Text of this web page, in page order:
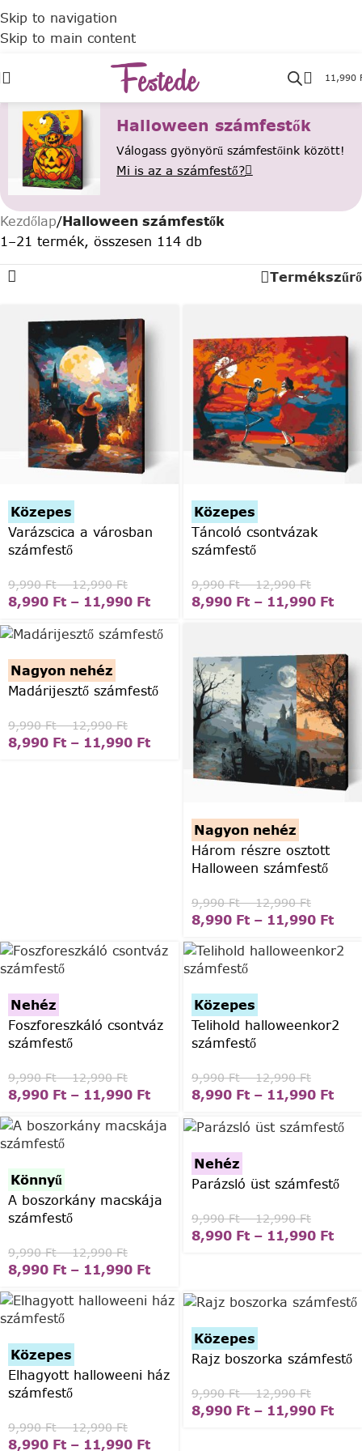
Skip to navigation
Skip to main content
11,990
Halloween számfestők
Válogass gyönyörű számfestőink között!
Mi is az a számfestő?
Kezdőlap/Halloween számfestők
1–21 termék, összesen 114 db
Termékszűrő
Közepes
Varázscica a városban
számfestő
9,990Ft – 12,990Ft
8,990 Ft – 11,990 Ft
Közepes
Táncoló csontvázak
számfestő
9,990Ft – 12,990Ft
8,990 Ft – 11,990 Ft
Nagyon nehéz
Madárijesztő számfestő
9,990Ft – 12,990Ft
8,990 Ft – 11,990 Ft
Nagyon nehéz
Három részre osztott
Halloween számfestő
9,990Ft – 12,990Ft
8,990 Ft – 11,990 Ft
Nehéz
Foszforeszkáló csontváz
számfestő
9,990Ft – 12,990Ft
8,990 Ft – 11,990 Ft
Közepes
Telihold halloweenkor2
számfestő
9,990Ft – 12,990Ft
8,990 Ft – 11,990 Ft
Könnyű
A boszorkány macskája
számfestő
9,990Ft – 12,990Ft
8,990 Ft – 11,990 Ft
Nehéz
Parázsló üst számfestő
9,990Ft – 12,990Ft
8,990 Ft – 11,990 Ft
Közepes
Elhagyott halloweeni ház
számfestő
9,990Ft – 12,990Ft
8,990 Ft – 11,990 Ft
Közepes
Rajz boszorka számfestő
9,990Ft – 12,990Ft
8,990 Ft – 11,990 Ft